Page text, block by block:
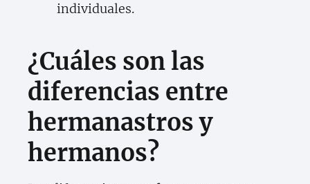
individuales.
¿Cuáles son las
diferencias entre
hermanastros y
hermanos?